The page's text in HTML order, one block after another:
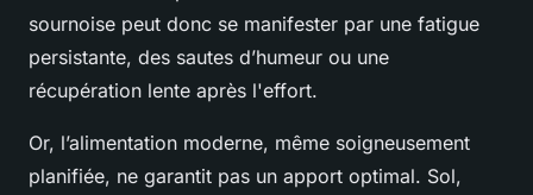
sournoise peut donc se manifester par une fatigue
persistante, des sautes d’humeur ou une
récupération lente après l'effort.
Or, l’alimentation moderne, même soigneusement
planifiée, ne garantit pas un apport optimal. Sol,